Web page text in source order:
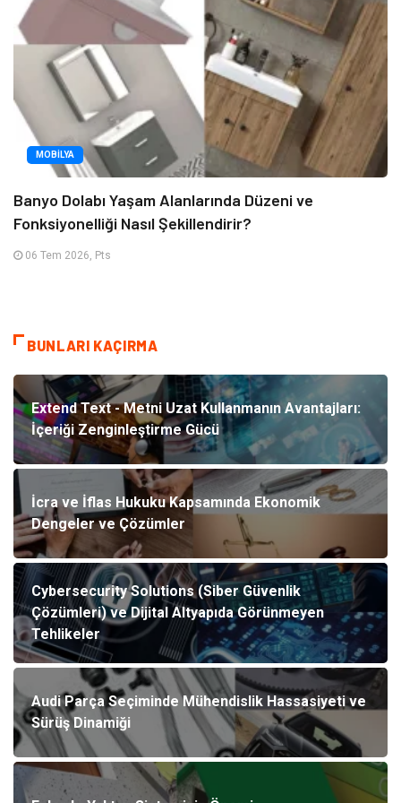
MOBILYA
Banyo Dolabı Yaşam Alanlarında Düzeni ve
Fonksiyonelliği Nasıl Şekillendirir?
06 Tem 2026, Pts
BUNLARI KAÇIRMA
Extend Text - Metni Uzat Kullanmanın Avantajları:
İçeriği Zenginleştirme Gücü
İcra ve İflas Hukuku Kapsamında Ekonomik
Dengeler ve Çözümler
Cybersecurity Solutions (Siber Güvenlik
Çözümleri) ve Dijital Altyapıda Görünmeyen
Tehlikeler
Audi Parça Seçiminde Mühendislik Hassasiyeti ve
Sürüş Dinamiği